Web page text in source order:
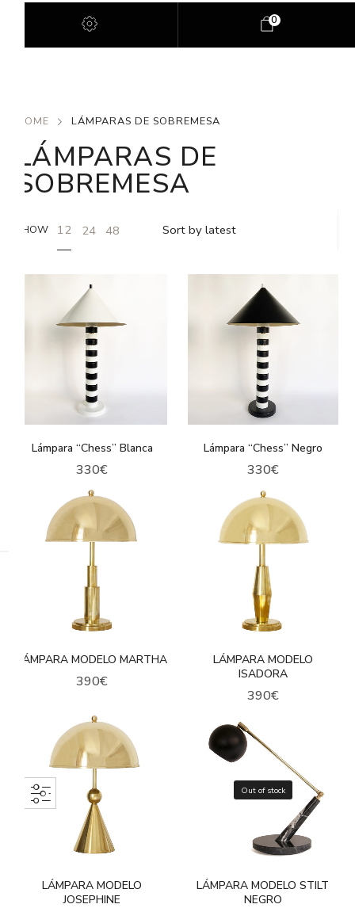
0
HOME LÁMPARAS DE SOBREMESA
LÁMPARAS DE
SOBREMESA
SHOW 12 24 48
Lámpara “Chess” Blanca
330€
Lámpara “Chess” Negro
330€
LÁMPARA MODELO MARTHA
390€
LÁMPARA MODELO
ISADORA
390€
LÁMPARA MODELO
JOSEPHINE
Out of stock
LÁMPARA MODELO STILT
NEGRO